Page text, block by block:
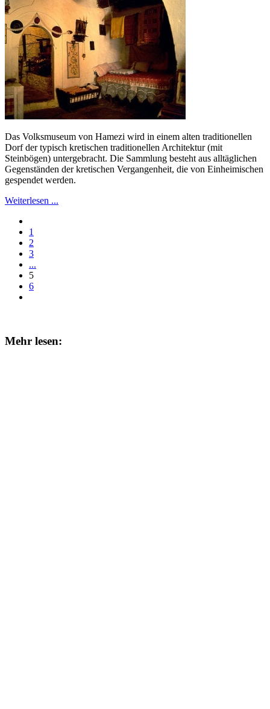
Das Volksmuseum von Hamezi wird in einem alten traditionellen
Dorf der typisch kretischen traditionellen Architektur (mit
Steinbögen) untergebracht. Die Sammlung besteht aus alltäglichen
Gegenständen der kretischen Vergangenheit, die von Einheimischen
gespendet werden.
Weiterlesen ...
1
2
3
...
5
6
Mehr lesen: